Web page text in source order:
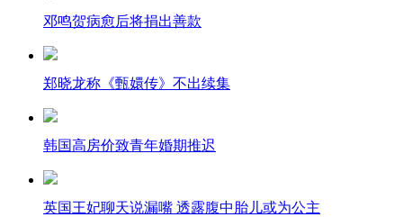
邓鸣贺病愈后将捐出善款
郑晓龙称《甄嬛传》不出续集
韩国高房价致青年婚期推迟
英国王妃聊天说漏嘴 透露腹中胎儿或为公主